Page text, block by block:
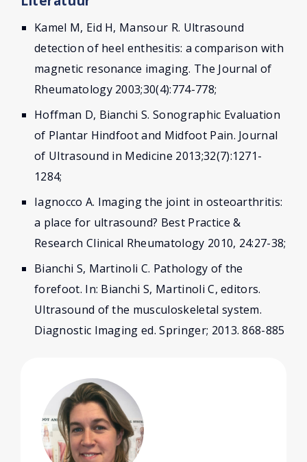
Kamel M, Eid H, Mansour R. Ultrasound
detection of heel enthesitis: a comparison with
magnetic resonance imaging. The Journal of
Rheumatology 2003;30(4):774-778;
Hoffman D, Bianchi S. Sonographic Evaluation
of Plantar Hindfoot and Midfoot Pain. Journal
of Ultrasound in Medicine 2013;32(7):1271-
1284;
Iagnocco A. Imaging the joint in osteoarthritis:
a place for ultrasound? Best Practice &
Research Clinical Rheumatology 2010, 24:27-38;
Bianchi S, Martinoli C. Pathology of the
forefoot. In: Bianchi S, Martinoli C, editors.
Ultrasound of the musculoskeletal system.
Diagnostic Imaging ed. Springer; 2013. 868-885